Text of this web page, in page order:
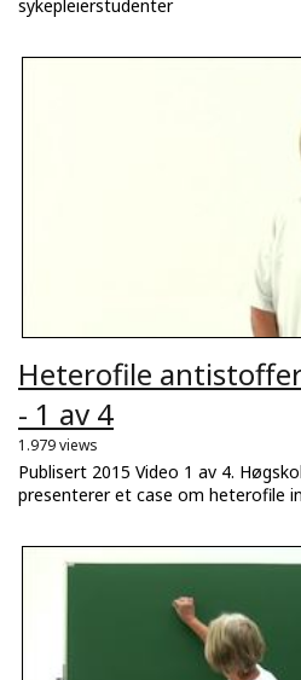
sykepleierstudenter
Heterofile
- 1 av 4
1.979 views
Publisert 2015 Video 1 av 4.
presenterer et case om heterofile